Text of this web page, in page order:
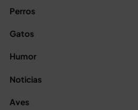
Perros
Gatos
Humor
Noticias
Aves